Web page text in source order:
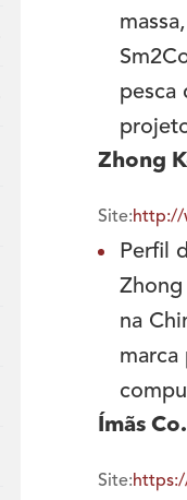
pesca
Zhong
Site:http://
Perfil
Zhong
na
marca
Ímãs
Site: